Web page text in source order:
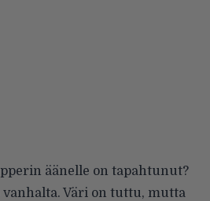
äänelle on tapahtunut?
Väri on tuttu, mutta